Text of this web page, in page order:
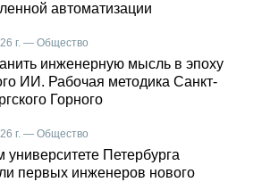
автоматизации
г. — Общество
инженерную мысль в эпоху
ИИ. Рабочая методика Санкт-
Горного
г. — Общество
университете Петербурга
первых инженеров нового